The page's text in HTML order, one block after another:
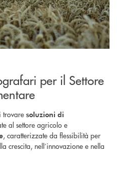
per il Settore
trovare soluzioni di
al settore agricolo e
, caratterizzate da flessibilità per
crescita, nell’innovazione e nella